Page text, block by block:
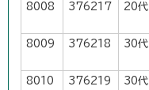
8008 376217 20代
8009 376218 30代
8010 376219 30代